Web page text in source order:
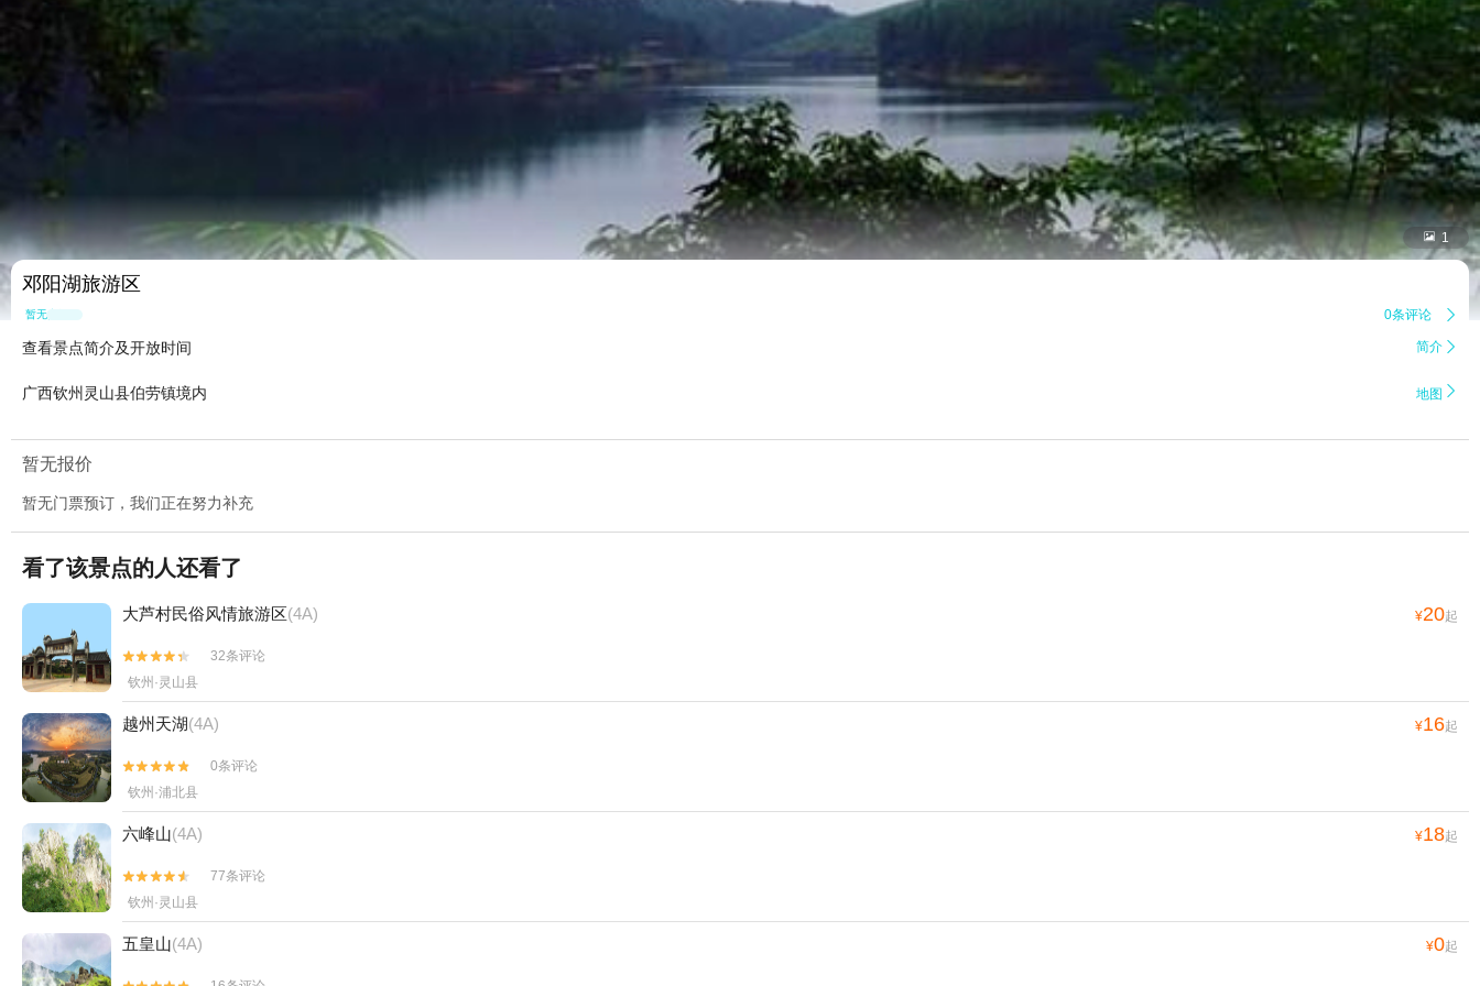
 1
邓阳湖旅游区
暂无点评 0条评论 
查看景点简介及开放时间 简介 
广西钦州灵山县伯劳镇境内 地图 
暂无报价
暂无门票预订，我们正在努力补充
看了该景点的人还看了
大芦村民俗风情旅游区(4A) ¥20起


32条评论
钦州·灵山县
越州天湖(4A) ¥16起


0条评论
钦州·浦北县
六峰山(4A) ¥18起


77条评论
钦州·灵山县
五皇山(4A) ¥0起